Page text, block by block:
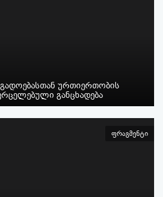
ურთიერთობის
განცხადება
ფრაგმენტი